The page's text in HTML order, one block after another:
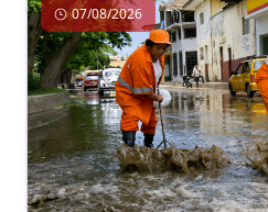
07/08/2026